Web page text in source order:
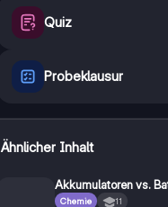
Quiz
Probeklausur
Ähnlicher Inhalt
Akkumulatoren vs.
Chemie 11